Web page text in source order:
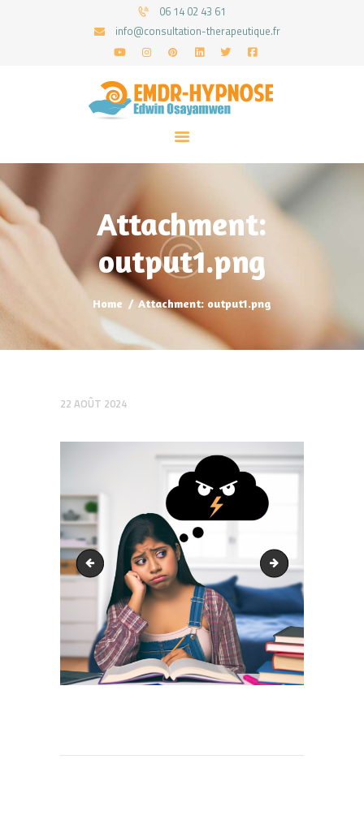
06 14 02 43 61
info@consultation-therapeutique.fr
Attachment:
output1.png
Home Attachment: output1.png
ACCUEIL
MON APPROCHE
ARTICLES
CONSULTATIONS
PRENEZ UN RDV
22 AOÛT 2024
output1.png output1.png